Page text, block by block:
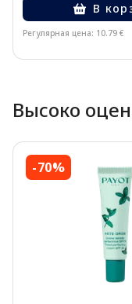
В
Регулярная цена: 10.79 €
Высоко
-70%